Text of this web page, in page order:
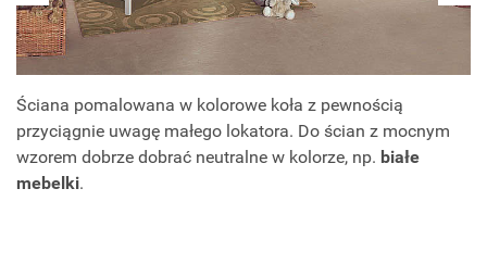
Ściana pomalowana w kolorowe koła z pewnością
przyciągnie uwagę małego lokatora. Do ścian z mocnym
wzorem dobrze dobrać neutralne w kolorze, np. białe
mebelki.